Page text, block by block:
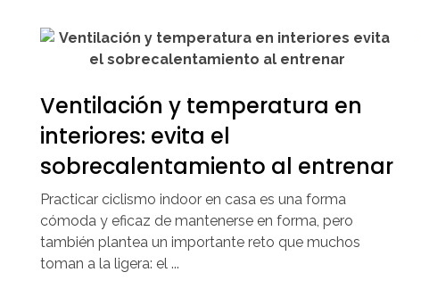
Ventilación y temperatura en
interiores: evita el
sobrecalentamiento al entrenar
Practicar ciclismo indoor en casa es una forma
cómoda y eficaz de mantenerse en forma, pero
también plantea un importante reto que muchos
toman a la ligera: el ...